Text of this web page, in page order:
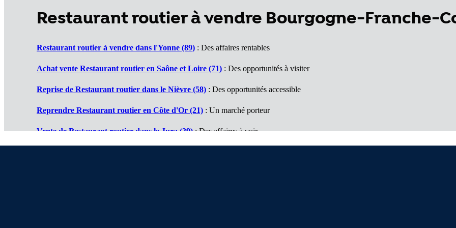
Restaurant routier à vendre Bourgogne-Franche-
Restaurant routier à vendre dans l'Yonne (89) : Des affaires rentables
Achat vente Restaurant routier en Saône et Loire (71) : Des opportunités à visiter
Reprise de Restaurant routier dans le Nièvre (58) : Des opportunités accessible
Reprendre Restaurant routier en Côte d'Or (21) : Un marché porteur
Vente de Restaurant routier dans le Jura (39): Des affaires à voir